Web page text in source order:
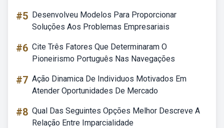
#5 Desenvolveu Modelos Para Proporcionar
Soluções Aos Problemas Empresariais
#6 Cite Três Fatores Que Determinaram O
Pioneirismo Português Nas Navegações
#7 Ação Dinamica De Individuos Motivados Em
Atender Oportunidades De Mercado
#8 Qual Das Seguintes Opções Melhor Descreve A
Relação Entre Imparcialidade